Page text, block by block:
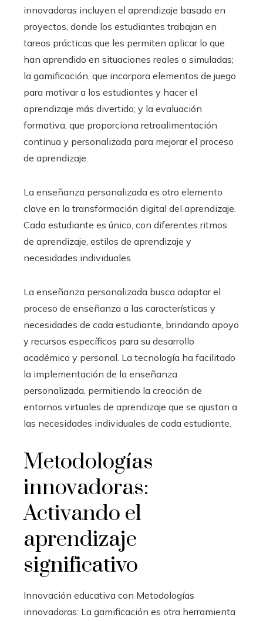
innovadoras incluyen el aprendizaje basado en
proyectos, donde los estudiantes trabajan en
tareas prácticas que les permiten aplicar lo que
han aprendido en situaciones reales o simuladas;
la gamificación, que incorpora elementos de juego
para motivar a los estudiantes y hacer el
aprendizaje más divertido; y la evaluación
formativa, que proporciona retroalimentación
continua y personalizada para mejorar el proceso
de aprendizaje.
La enseñanza personalizada es otro elemento
clave en la transformación digital del aprendizaje.
Cada estudiante es único, con diferentes ritmos
de aprendizaje, estilos de aprendizaje y
necesidades individuales.
La enseñanza personalizada busca adaptar el
proceso de enseñanza a las características y
necesidades de cada estudiante, brindando apoyo
y recursos específicos para su desarrollo
académico y personal. La tecnología ha facilitado
la implementación de la enseñanza
personalizada, permitiendo la creación de
entornos virtuales de aprendizaje que se ajustan a
las necesidades individuales de cada estudiante.
Metodologías
innovadoras:
Activando el
aprendizaje
significativo
Innovación educativa con Metodologías
innovadoras: La gamificación es otra herramienta